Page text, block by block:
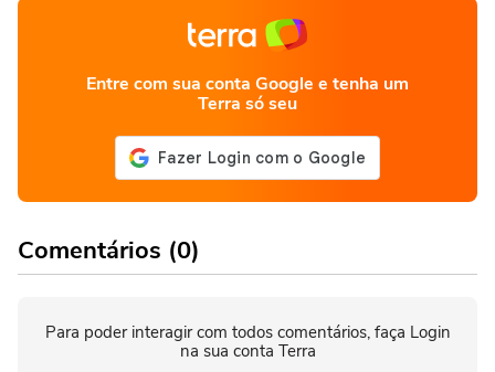
Entre com sua conta Google e tenha um
Terra só seu
Comentários (0)
Para poder interagir com todos comentários, faça Login
na sua conta Terra